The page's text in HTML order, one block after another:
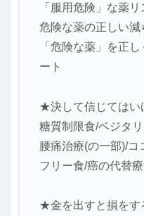
「服用危険」な薬リ
危険な薬の正しい減
「危険な薬」を正
ート
★決して信じてはい
糖質制限食/ベジタ
腰痛治療(の一部)/
フリー食/癌の代替
★金を出すと損をす